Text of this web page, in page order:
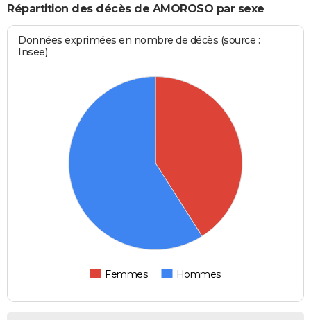
Répartition des décès de AMOROSO par sexe
Données exprimées en nombre de décès (source :
Insee)
Femmes Hommes